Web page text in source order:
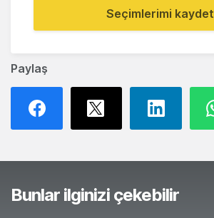
Paylaş
Seçimlerimi kaydet
Bunlar ilginizi çekebilir